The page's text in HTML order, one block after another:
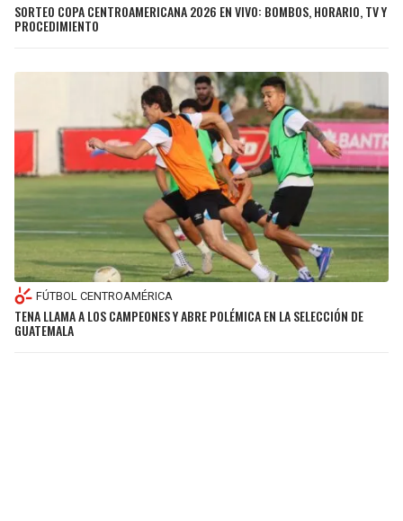
SORTEO COPA CENTROAMERICANA 2026 EN VIVO: BOMBOS, HORARIO, TV Y
PROCEDIMIENTO
FÚTBOL CENTROAMÉRICA
TENA LLAMA A LOS CAMPEONES Y ABRE POLÉMICA EN LA SELECCIÓN DE
GUATEMALA